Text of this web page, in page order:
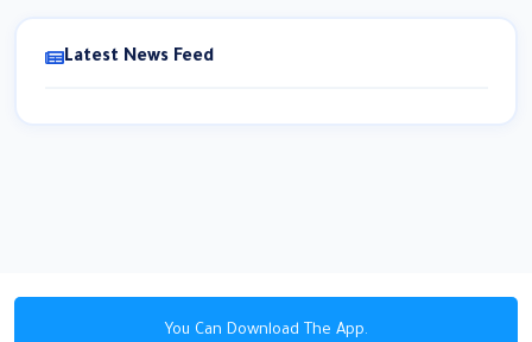
Latest News Feed
You Can Download The App.